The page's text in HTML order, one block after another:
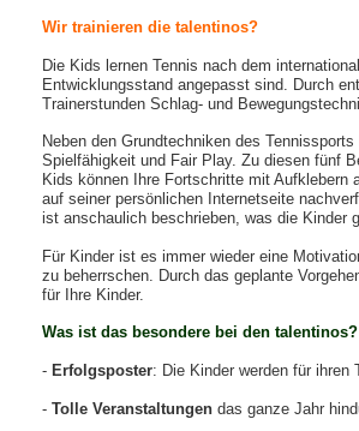
Wir trainieren die talentinos?
Die Kids lernen Tennis nach dem
Entwicklungsstand angepasst sind. Durch
Trainerstunden Schlag- und
Neben den Grundtechniken des
Spielfähigkeit und Fair Play. Zu diesen fünf
Kids können Ihre Fortschritte mit Aufklebern
auf seiner persönlichen Internetseite
ist anschaulich beschrieben, was die Kinder
Für Kinder ist es immer wieder eine
zu beherrschen. Durch das geplante
für Ihre Kinder.
Was ist das besondere bei den talentinos?
- Erfolgsposter: Die Kinder werden für
- Tolle Veranstaltungen das ganze Jahr